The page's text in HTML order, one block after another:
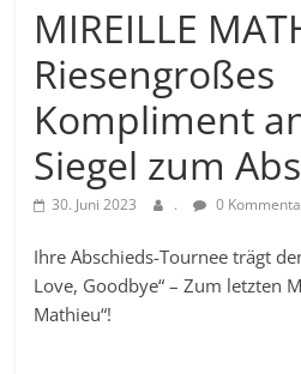
MIREILLE
Riesengroßes
Kompliment
Siegel zum
30. Juni 2023 . 0
Ihre Abschieds-Tournee trägt
Love, Goodbye“ – Zum letzten
Mathieu“!